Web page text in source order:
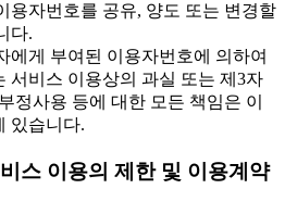
용자번호를 공유, 양도 또는 변경할
다.
게 부여된 이용자번호에 의하여
서비스 이용상의 과실 또는 제3자
정사용 등에 대한 모든 책임은 이
있습니다.
스 이용의 제한 및 이용계약